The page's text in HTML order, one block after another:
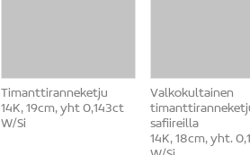
Timanttiranneketju
14K, 19cm, yht 0,143ct
W/Si
Valkokultainen
safiireilla
14K, 18cm, yht.